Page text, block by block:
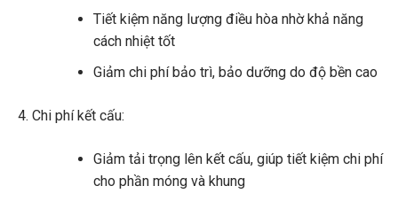
Tiết kiệm năng lượng điều hòa nhờ khả năng
cách nhiệt tốt
Giảm chi phí bảo trì, bảo dưỡng do độ bền cao
Chi phí kết cấu:
Giảm tải trọng lên kết cấu, giúp tiết kiệm chi phí
cho phần móng và khung